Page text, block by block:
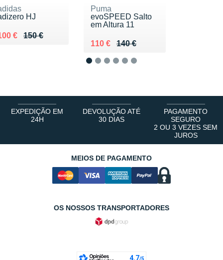
HJ
150 €
lieu de 150 €
€ 100 €
Puma
evoSPEED Salto
em Altura 11
140 €
Au lieu de 140 €
110 €
Vendu 110 €
EXPEDIÇÃO EM
24H
DEVOLUÇÃO ATÉ
30 DIAS
PAGAMENTO
SEGURO
2 OU 3 VEZES SEM
JUROS
MEIOS DE PAGAMENTO
OS NOSSOS TRANSPORTADORES